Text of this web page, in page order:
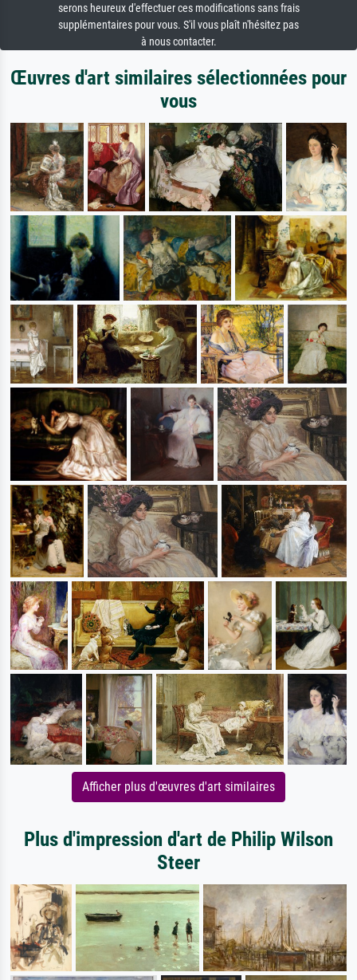
serons heureux d'effectuer ces modifications sans frais
supplémentaires pour vous. S'il vous plaît n'hésitez pas
à nous contacter.
Œuvres d'art similaires sélectionnées pour
vous
Afficher plus d'œuvres d'art similaires
Plus d'impression d'art de Philip Wilson
Steer